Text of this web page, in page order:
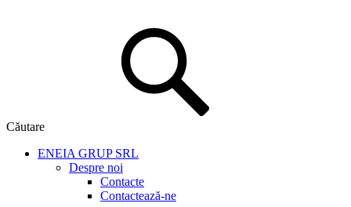
Căutare
ENEIA GRUP SRL
Despre noi
Contacte
Contactează-ne